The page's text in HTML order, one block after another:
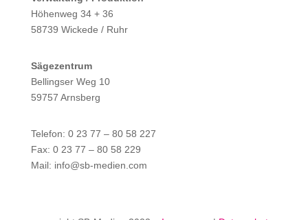
Höhenweg 34 + 36
58739 Wickede / Ruhr
Sägezentrum
Bellingser Weg 10
59757 Arnsberg
Telefon: 0 23 77 – 80 58 227
Fax: 0 23 77 – 80 58 229
Mail: info@sb-medien.com